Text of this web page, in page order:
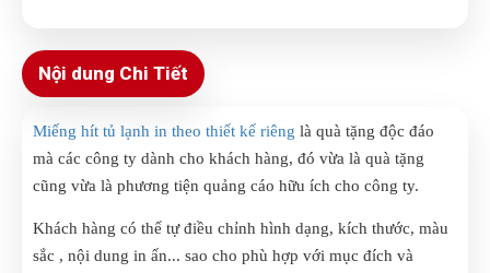
Nội dung Chi Tiết
Miếng hít tủ lạnh in theo thiết kế riêng là quà tặng độc đáo
mà các công ty dành cho khách hàng, đó vừa là quà tặng
cũng vừa là phương tiện quảng cáo hữu ích cho công ty.
Khách hàng có thể tự điều chỉnh hình dạng, kích thước, màu
sắc , nội dung in ấn... sao cho phù hợp với mục đích và